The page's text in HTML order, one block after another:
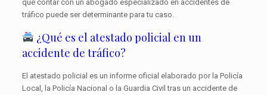
qué contar con un abogado especializado en accidentes de
tráfico puede ser determinante para tu caso.
¿Qué es el atestado policial en un
accidente de tráfico?
El atestado policial es un informe oficial elaborado por la Policía
Local, la Policía Nacional o la Guardia Civil tras un accidente de